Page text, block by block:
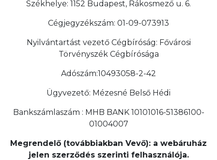
Székhelye: 1152 Budapest, Rákosmező u. 6.
Cégjegyzékszám: 01-09-073913
Nyilvántartást vezető Cégbíróság: Fővárosi
Törvényszék Cégbírósága
Adószám:10493058-2-42
Ügyvezető: Mézesné Belső Hédi
Bankszámlaszám : MHB BANK 10101016-51386100-
01004007
Megrendelő (továbbiakban Vevő): a webáruház
jelen szerződés szerinti felhasználója.